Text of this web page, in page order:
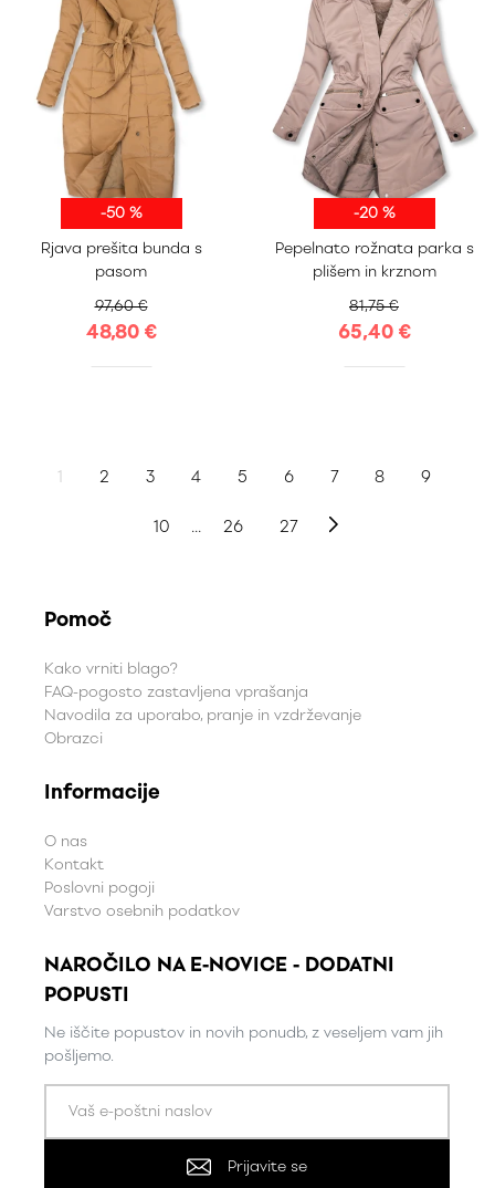
-50 %
Rjava prešita bunda s
pasom
97,60 €
48,80 €
-20 %
Pepelnato rožnata parka s
plišem in krznom
81,75 €
65,40 €
S M L
XL
XXL
1 2 3 4 5 6 7 8 9
10 ... 26 27
Pomoč
Kako vrniti blago?
FAQ-pogosto zastavljena vprašanja
Navodila za uporabo, pranje in vzdrževanje
Obrazci
Informacije
O nas
Kontakt
Poslovni pogoji
Varstvo osebnih podatkov
NAROČILO NA E-NOVICE - DODATNI
POPUSTI
Ne iščite popustov in novih ponudb, z veseljem vam jih
pošljemo.
Prijavite se